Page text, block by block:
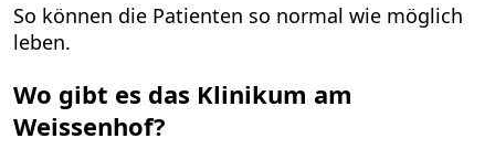
So können die Patienten so normal wie möglich
leben.
Wo gibt es das Klinikum am
Weissenhof?